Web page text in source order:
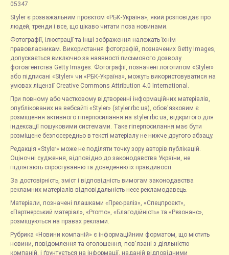
05347
Styler є розважальним проєктом «РБК-Україна», який розповідає про
людей, тренди і все, що цікаво читати поза новинами.
Фотографії, ілюстрації та інші зображення належать їхнім
правовласникам. Використання фотографій, позначених Getty Images,
допускається виключно за наявності письмового дозволу
фотоагентства Getty Images. Фотографії, позначені логотипом «Styler»
або підписані «Styler» чи «РБК-Україна», можуть використовуватися на
умовах ліцензії Creative Commons Attribution 4.0 International.
При повному або частковому відтворенні інформаційних матеріалів,
опублікованих на вебсайті «Styler» (styler.rbc.ua), обов'язковим є
розміщення активного гіперпосилання на styler.rbc.ua, відкритого для
індексації пошуковими системами. Таке гіперпосилання має бути
розміщене безпосередньо в тексті матеріалу не нижче другого абзацу.
Редакція «Styler» може не поділяти точку зору авторів публікацій.
Оціночні судження, відповідно до законодавства України, не
підлягають спростуванню та доведенню їх правдивості.
За достовірність, зміст і відповідність вимогам законодавства
рекламних матеріалів відповідальність несе рекламодавець.
Матеріали, позначені плашками «Прес-реліз», «Спецпроєкт»,
«Партнерський матеріал», «Promo», «Благодійність» та «Резонанс»,
розміщуються на правах реклами.
Рубрика «Новини компаній» є інформаційним форматом, що містить
новини, повідомлення та оголошення, пов'язані з діяльністю
компаній, і ґрунтується на інформації, наданій відповідними